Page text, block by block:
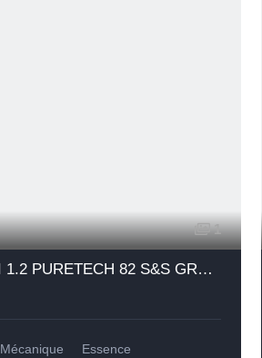
1
CITROEN C3 III 1.2 PURETECH 82 S&S GRAPHIC
Mécanique Essence